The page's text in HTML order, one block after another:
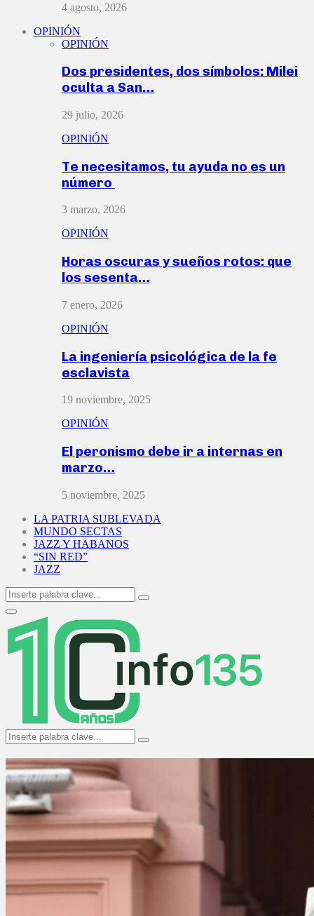
4 agosto, 2026
OPINIÓN
OPINIÓN
Dos presidentes, dos símbolos: Milei
oculta a San…
29 julio, 2026
OPINIÓN
Te necesitamos, tu ayuda no es un
número
3 marzo, 2026
OPINIÓN
Horas oscuras y sueños rotos: que
los sesenta…
7 enero, 2026
OPINIÓN
La ingeniería psicológica de la fe
esclavista
19 noviembre, 2025
OPINIÓN
El peronismo debe ir a internas en
marzo…
5 noviembre, 2025
LA PATRIA SUBLEVADA
MUNDO SECTAS
JAZZ Y HABANOS
“SIN RED”
JAZZ
Search
for:
Search
Primary
Menu
Search
for:
Search